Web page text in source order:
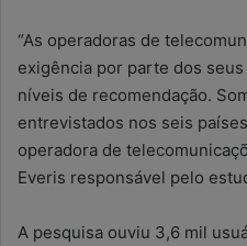
“As operadoras de
exigência por parte dos
níveis de recomendação.
entrevistados nos seis
operadora de
Everis responsável pelo
A pesquisa ouviu 3,6 mil